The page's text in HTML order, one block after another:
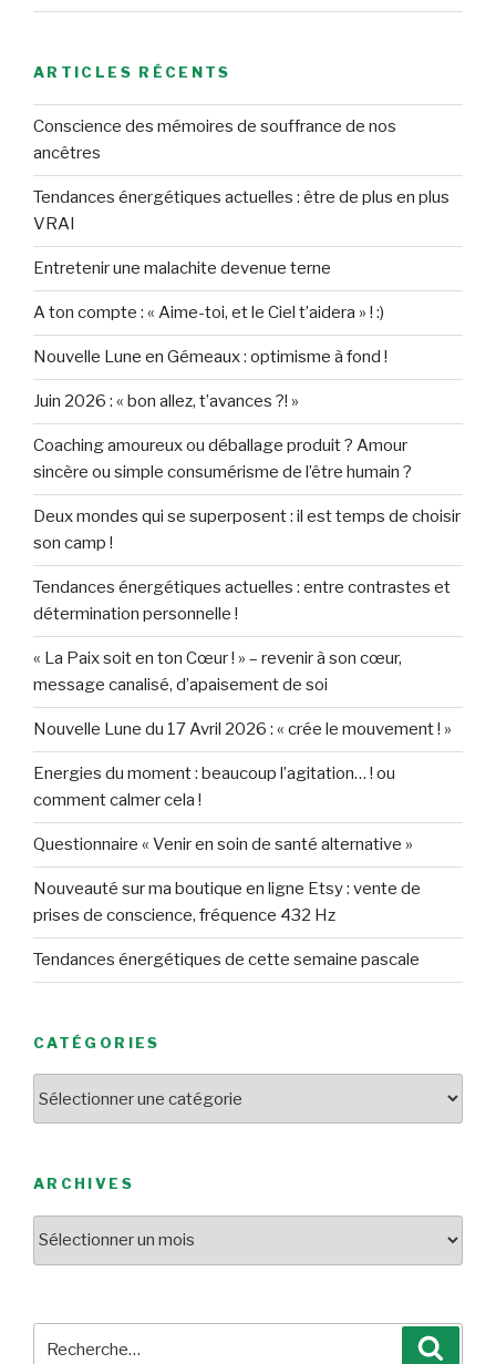
ARTICLES RÉCENTS
Conscience des mémoires de souffrance de nos
ancêtres
Tendances énergétiques actuelles : être de plus en plus
VRAI
Entretenir une malachite devenue terne
A ton compte : « Aime-toi, et le Ciel t’aidera » ! :)
Nouvelle Lune en Gémeaux : optimisme à fond !
Juin 2026 : « bon allez, t’avances ?! »
Coaching amoureux ou déballage produit ? Amour
sincère ou simple consumérisme de l’être humain ?
Deux mondes qui se superposent : il est temps de choisir
son camp !
Tendances énergétiques actuelles : entre contrastes et
détermination personnelle !
« La Paix soit en ton Cœur ! » – revenir à son cœur,
message canalisé, d’apaisement de soi
Nouvelle Lune du 17 Avril 2026 : « crée le mouvement ! »
Energies du moment : beaucoup l’agitation… ! ou
comment calmer cela !
Questionnaire « Venir en soin de santé alternative »
Nouveauté sur ma boutique en ligne Etsy : vente de
prises de conscience, fréquence 432 Hz
Tendances énergétiques de cette semaine pascale
CATÉGORIES
ARCHIVES